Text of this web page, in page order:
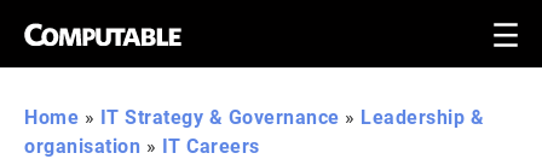
Home » IT Strategy & Governance » Leadership &
organisation » IT Careers